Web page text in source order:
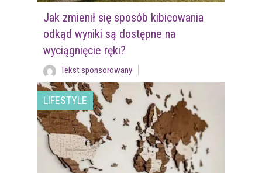
Jak zmienił się sposób kibicowania
odkąd wyniki są dostępne na
wyciągnięcie ręki?
Tekst sponsorowany
LIFESTYLE